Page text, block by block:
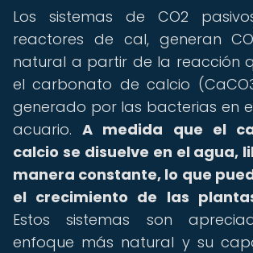
Los sistemas de CO2
reactores de cal, generan
natural a partir de la reacción
el carbonato de calcio
generado por las bacterias en
acuario.A medida que el
calcio se disuelve en el agua,
manera constante, lo que
el crecimiento de las
Estos sistemas son
enfoque más natural y su